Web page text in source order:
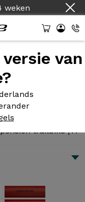
weken
van
Technologie
trailbike | A